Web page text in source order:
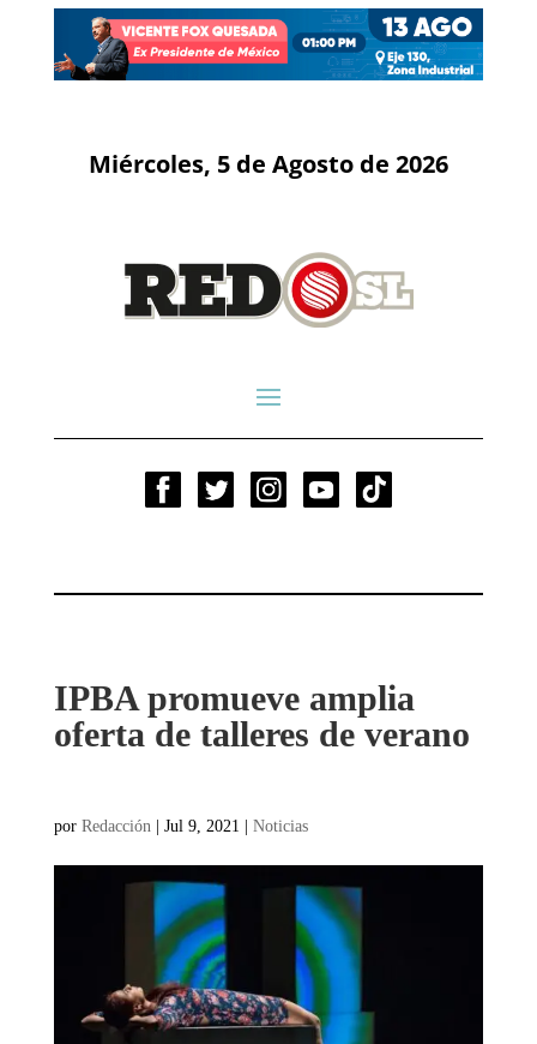
Miércoles, 5 de Agosto de 2026
IPBA promueve amplia
oferta de talleres de verano
por Redacción | Jul 9, 2021 | Noticias